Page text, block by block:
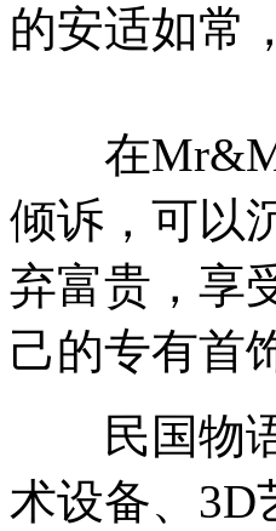
的安适如常
在
倾诉，可以
弃富贵，享
己的专有首
民国物语
术设备、3D